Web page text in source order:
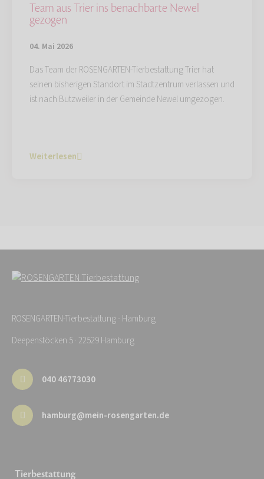
Team aus Trier ins benachbarte Newel
gezogen
04. Mai 2026
Das Team der ROSENGARTEN-Tierbestattung Trier hat
seinen bisherigen Standort im Stadtzentrum verlassen und
ist nach Butzweiler in der Gemeinde Newel umgezogen.
Weiterlesen
ROSENGARTEN-Tierbestattung - Hamburg
Deepenstöcken 5 · 22529 Hamburg
040 46773030
hamburg@mein-rosengarten.de
Tierbestattung